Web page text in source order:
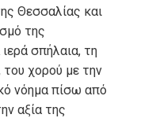
Θεσσαλίας και
της
σπήλαια, τη
χορού με την
νόημα πίσω από
αξία της